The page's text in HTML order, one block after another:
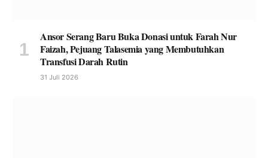
Ansor Serang Baru Buka Donasi untuk Farah Nur
Faizah, Pejuang Talasemia yang Membutuhkan
Transfusi Darah Rutin
31 Juli 2026